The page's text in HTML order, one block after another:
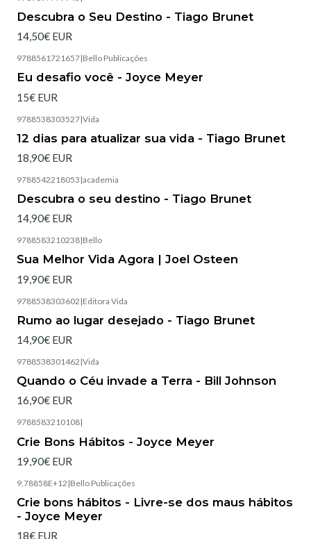
Descubra o Seu Destino - Tiago Brunet
14,50€ EUR
9788561721657|Bello Publicações
Eu desafio você - Joyce Meyer
15€ EUR
9788538303527|Vida
12 dias para atualizar sua vida - Tiago Brunet
18,90€ EUR
9788542218053 |academia
Descubra o seu destino - Tiago Brunet
14,90€ EUR
9788583210238|Bello
Sua Melhor Vida Agora | Joel Osteen
19,90€ EUR
9788538303602 |Editora Vida
Rumo ao lugar desejado - Tiago Brunet
14,90€ EUR
9788538301462 |Vida
Quando o Céu invade a Terra - Bill Johnson
16,90€ EUR
9788583210108|
Crie Bons Hábitos - Joyce Meyer
19,90€ EUR
9,78858E+12 |Bello Publicações
Crie bons hábitos - Livre-se dos maus hábitos
- Joyce Meyer
18€ EUR